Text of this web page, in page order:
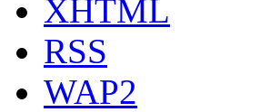
XHTML
RSS
WAP2